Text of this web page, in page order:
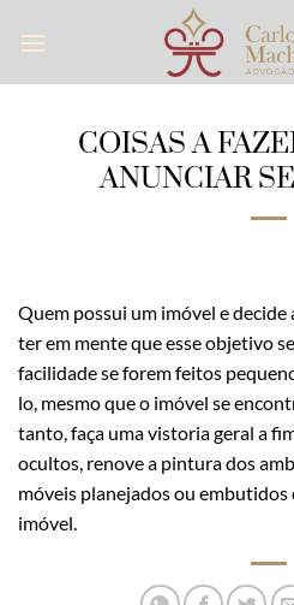
COISAS A
ANUNCIAR
Quem possui um imóvel e
ter em mente que esse objetivo
facilidade se forem feitos
lo, mesmo que o imóvel se
tanto, faça uma vistoria geral a
ocultos, renove a pintura dos
móveis planejados ou
imóvel.